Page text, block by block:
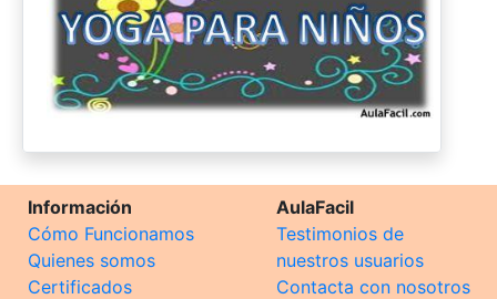
Información
Cómo Funcionamos
Quienes somos
Certificados
AulaFacil
Testimonios de
nuestros usuarios
Contacta con nosotros